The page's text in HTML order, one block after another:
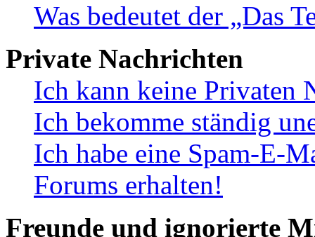
Was bedeutet der „Das
Private Nachrichten
Ich kann keine Privaten
Ich bekomme ständig
Ich habe eine Spam-E-
Forums erhalten!
Freunde und ignorierte